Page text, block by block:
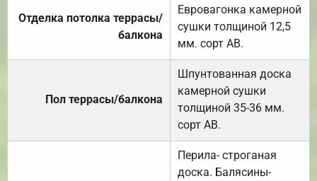
Отделка потолка террасы/
балкона
Евровагонка камерной
сушки толщиной 12,5
мм. сорт АВ.
Пол террасы/балкона
Шпунтованная доска
камерной сушки
толщиной 35-36 мм.
сорт АВ.
Перила- строганая
доска. Балясины-